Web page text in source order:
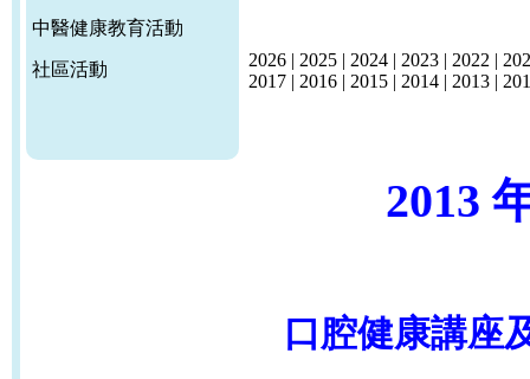
中醫健康教育活動
社區活動 2026 | 2025 | 2024 | 2023 | 2022 |
2017 | 2016 | 2015 | 2014 | 2013 |
2013
口腔健康講座